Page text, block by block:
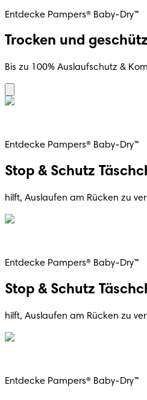
Entdecke Pampers® Baby-Dry™
Trocken und
Bis zu 100% Auslaufschutz &
Entdecke Pampers® Baby-Dry™
Stop & Schutz
hilft, Auslaufen am Rücken zu
Entdecke Pampers® Baby-Dry™
Stop & Schutz
hilft, Auslaufen am Rücken zu
Entdecke Pampers® Baby-Dry™